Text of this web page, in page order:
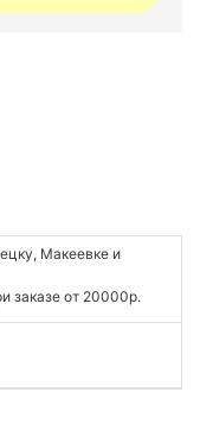
Макеевке и
заказе от 20000р.